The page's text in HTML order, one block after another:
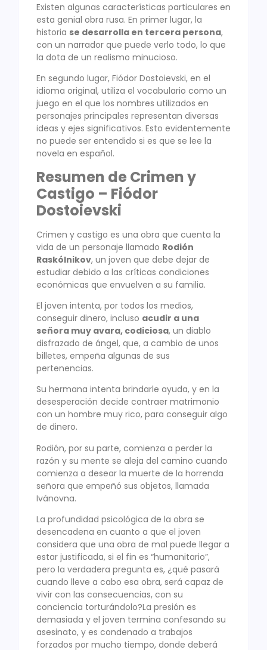
Existen algunas características particulares en
esta genial obra rusa. En primer lugar, la
historia se desarrolla en tercera persona,
con un narrador que puede verlo todo, lo que
la dota de un realismo minucioso.
En segundo lugar, Fiódor Dostoievski, en el
idioma original, utiliza el vocabulario como un
juego en el que los nombres utilizados en
personajes principales representan diversas
ideas y ejes significativos. Esto evidentemente
no puede ser entendido si es que se lee la
novela en español.
Resumen de Crimen y
Castigo – Fiódor
Dostoievski
Crimen y castigo es una obra que cuenta la
vida de un personaje llamado Rodión
Raskólnikov, un joven que debe dejar de
estudiar debido a las críticas condiciones
económicas que envuelven a su familia.
El joven intenta, por todos los medios,
conseguir dinero, incluso acudir a una
señora muy avara, codiciosa, un diablo
disfrazado de ángel, que, a cambio de unos
billetes, empeña algunas de sus
pertenencias.
Su hermana intenta brindarle ayuda, y en la
desesperación decide contraer matrimonio
con un hombre muy rico, para conseguir algo
de dinero.
Rodión, por su parte, comienza a perder la
razón y su mente se aleja del camino cuando
comienza a desear la muerte de la horrenda
señora que empeñó sus objetos, llamada
Ivánovna.
La profundidad psicológica de la obra se
desencadena en cuanto a que el joven
considera que una obra de mal puede llegar a
estar justificada, si el fin es “humanitario”,
pero la verdadera pregunta es, ¿qué pasará
cuando lleve a cabo esa obra, será capaz de
vivir con las consecuencias, con su
conciencia torturándolo?La presión es
demasiada y el joven termina confesando su
asesinato, y es condenado a trabajos
forzados por mucho tiempo, donde deberá